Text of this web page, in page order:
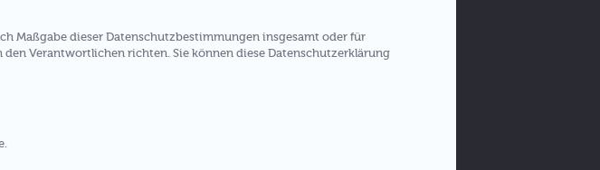
Maßgabe dieser Datenschutzbestimmungen insgesamt oder für
Verantwortlichen richten. Sie können diese Datenschutzerklärung